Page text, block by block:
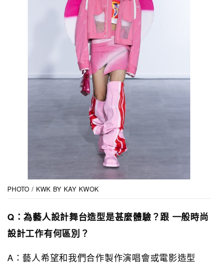
PHOTO / KWK BY KAY KWOK
Q：為藝人設計舞台造型是甚麼體驗？跟 一般時尚
設計工作有何區別？
A：藝人希望和我們合作製作演唱會或電影造型